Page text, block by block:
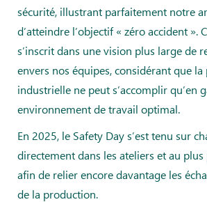
sécurité, illustrant parfaitement notre
d’atteindre l’objectif « zéro accident ».
s’inscrit dans une vision plus large de
envers nos équipes, considérant que
industrielle ne peut s’accomplir qu’en
environnement de travail optimal.
En 2025, le Safety Day s’est tenu sur
directement dans les ateliers et au plus
afin de relier encore davantage les
de la production.